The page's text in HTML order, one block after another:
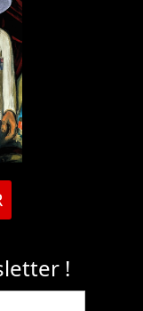
!